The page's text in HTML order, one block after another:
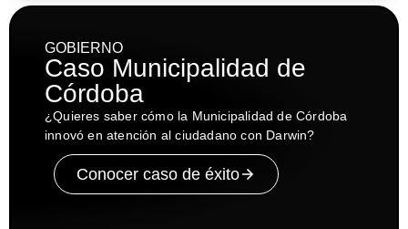
GOBIERNO
Caso Municipalidad de
Córdoba
¿Quieres saber cómo la Municipalidad de Córdoba
innovó en atención al ciudadano con Darwin?
Conocer caso de éxito